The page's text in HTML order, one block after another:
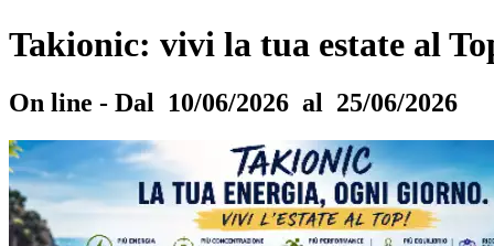
Takionic: vivi la tua estate al
On line - Dal 10/06/2026 al 25/06/2026